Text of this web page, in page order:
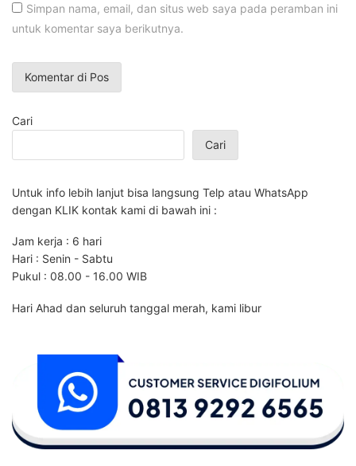
Simpan nama, email, dan situs web saya pada peramban ini
untuk komentar saya berikutnya.
Cari
Cari
Untuk info lebih lanjut bisa langsung Telp atau WhatsApp
dengan KLIK kontak kami di bawah ini :
Jam kerja : 6 hari
Hari : Senin - Sabtu
Pukul : 08.00 - 16.00 WIB
Hari Ahad dan seluruh tanggal merah, kami libur